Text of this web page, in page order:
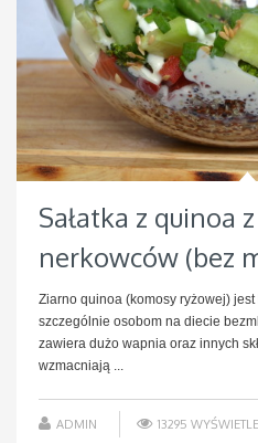
Sałatka z quinoa
nerkowców (bez
Ziarno quinoa (komosy ryżowej)
szczególnie osobom na diecie
zawiera dużo wapnia oraz innych
wzmacniają ...
ADMIN 13295